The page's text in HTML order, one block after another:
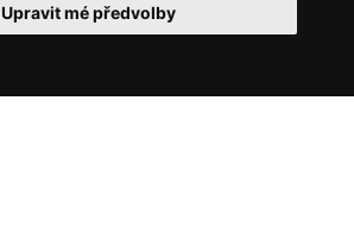
Upravit mé předvolby